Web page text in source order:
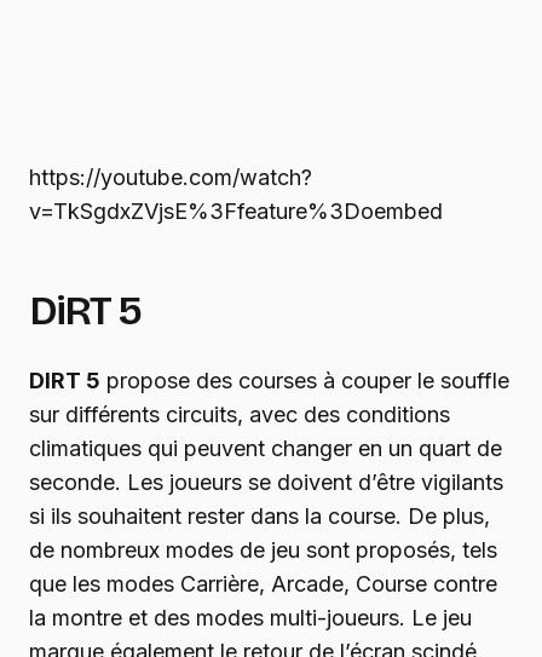
https://youtube.com/watch?
v=TkSgdxZVjsE%3Ffeature%3Doembed
DiRT 5
DIRT 5 propose des courses à couper le souffle
sur différents circuits, avec des conditions
climatiques qui peuvent changer en un quart de
seconde. Les joueurs se doivent d’être vigilants
si ils souhaitent rester dans la course. De plus,
de nombreux modes de jeu sont proposés, tels
que les modes Carrière, Arcade, Course contre
la montre et des modes multi-joueurs. Le jeu